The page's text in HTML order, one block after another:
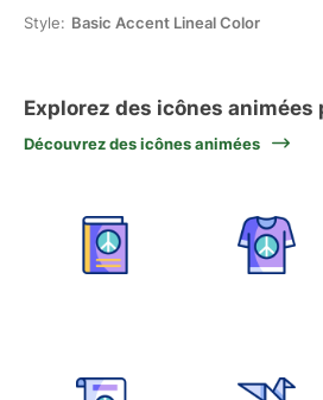
Style: Basic Accent Lineal Color
Explorez des icônes animées
Découvrez des icônes animées